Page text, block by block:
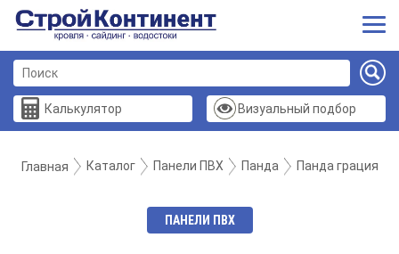
Калькулятор Визуальный подбор
Главная Каталог Панели ПВХ Панда Панда грация
ПАНЕЛИ ПВХ